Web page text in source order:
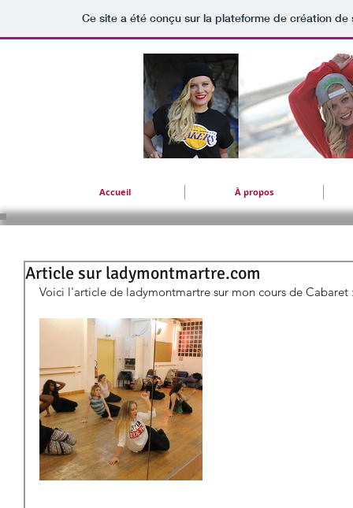
Ce site a été conçu sur la plateforme de création
Accueil À propos
Article sur ladymontmartre.com
Voici l'article de ladymontmartre sur mon cours de